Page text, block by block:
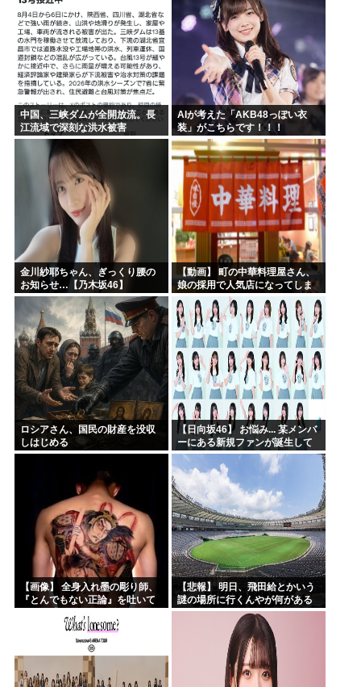
中国、三峡ダムが全開放流。長
江流域で深刻な洪水被害
AIが考えた「AKB48っぽい衣
装」がこちらです！！！
金川紗耶ちゃん、ぎっくり腰の
お知らせ…【乃木坂46】
【動画】 町の中華料理屋さん、
娘の採用で人気店になってしま
う
ロシアさん、国民の財産を没収
しはじめる
【日向坂46】 お悩み... 某メンバ
ーにある新規ファンが誕生して
いた
【画像】 全身入れ墨の彫り師、
『とんでもない正論』を吐いて
【悲報】 明日、飛田給とかいう
謎の場所に行くんやが何がある
んや????・・・・・・・・・